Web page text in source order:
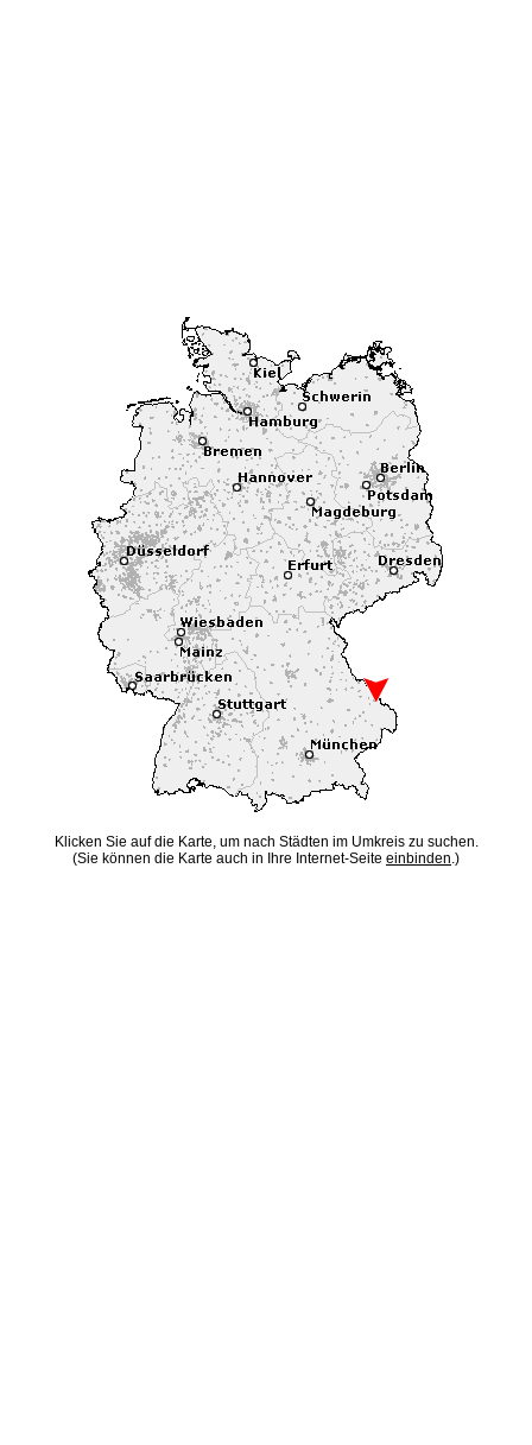
Klicken Sie auf die Karte, um nach Städten im Umkreis zu suchen.
(Sie können die Karte auch in Ihre Internet-Seite einbinden.)